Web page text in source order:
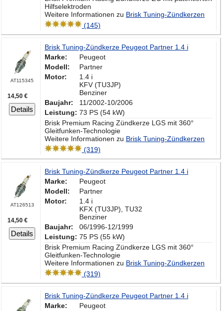
Hilfselektroden
Weitere Informationen zu Brisk Tuning-Zündkerzen
(145)
AT115345
14,50 €
Details
Brisk Tuning-Zündkerze Peugeot Partner 1.4 i
Marke:
Peugeot
Modell:
Partner
Motor:
1.4 i
KFV (TU3JP)
Benziner
Baujahr:
11/2002-10/2006
Leistung: 73 PS (54 kW)
Brisk Premium Racing Zündkerze LGS mit 360°
Gleitfunken-Technologie
Weitere Informationen zu Brisk Tuning-Zündkerzen
(319)
AT126513
14,50 €
Details
Brisk Tuning-Zündkerze Peugeot Partner 1.4 i
Marke:
Peugeot
Modell:
Partner
Motor:
1.4 i
KFX (TU3JP), TU32
Benziner
Baujahr:
06/1996-12/1999
Leistung: 75 PS (55 kW)
Brisk Premium Racing Zündkerze LGS mit 360°
Gleitfunken-Technologie
Weitere Informationen zu Brisk Tuning-Zündkerzen
(319)
Brisk Tuning-Zündkerze Peugeot Partner 1.4 i
Marke:
Peugeot